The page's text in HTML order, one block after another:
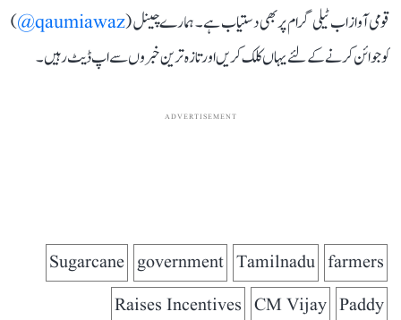
قومی آواز اب ٹیلی گرام پر بھی دستیاب ہے۔ ہمارے چینل (qaumiawaz@
)
کو جوائن کرنے کے لئے یہاں کلک کریں اور تازہ ترین خبروں سے اپ ڈیٹ رہیں۔
ADVERTISEMENT
farmers
Tamilnadu
government
Sugarcane
Paddy
CM Vijay
Raises Incentives